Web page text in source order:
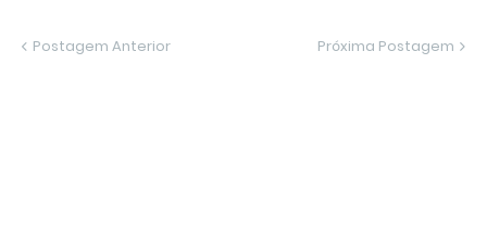
Postagem Anterior Próxima Postagem